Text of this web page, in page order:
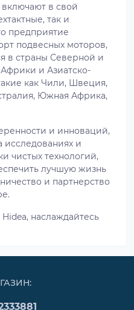
в свой
так и
предприятие
подвесных моторов,
в страны Северной и
и Азиатско-
как Чили, Швеция,
Южная Африка,
и инноваций,
исследованиях и
чистых технологий,
лучшую жизнь
и партнерство
наслаждайтесь